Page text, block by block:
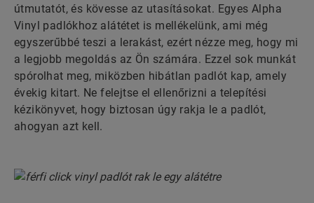
útmutatót, és kövesse az utasításokat. Egyes Alpha
Vinyl padlókhoz alátétet is mellékelünk, ami még
egyszerűbbé teszi a lerakást, ezért nézze meg, hogy mi
a legjobb megoldás az Ön számára. Ezzel sok munkát
spórolhat meg, miközben hibátlan padlót kap, amely
évekig kitart. Ne felejtse el ellenőrizni a telepítési
kézikönyvet, hogy biztosan úgy rakja le a padlót,
ahogyan azt kell.